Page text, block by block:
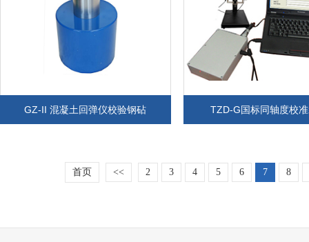
GZ-II 混凝土回弹仪校验钢砧 TZD-G国标同轴度校
首页 << 2 3 4 5 6 7 8